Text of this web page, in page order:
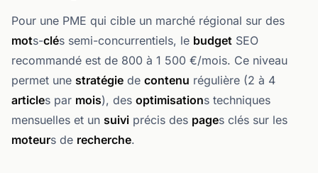
Pour une PME qui cible un marché régional sur des
mots-clés semi-concurrentiels, le budget SEO
recommandé est de 800 à 1 500 €/mois. Ce niveau
permet une stratégie de contenu régulière (2 à 4
articles par mois), des optimisations techniques
mensuelles et un suivi précis des pages clés sur les
moteurs de recherche.